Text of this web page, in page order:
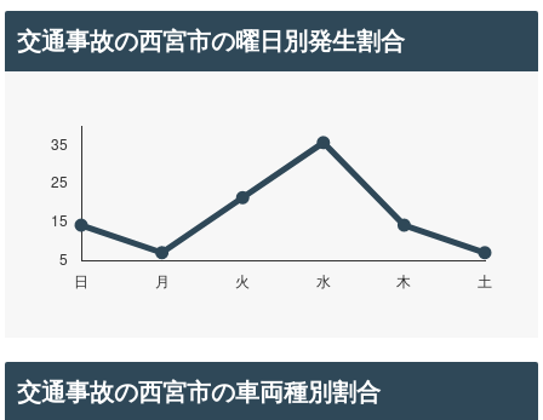
交通事故の西宮市の曜日別発生割合
交通事故の西宮市の車両種別割合